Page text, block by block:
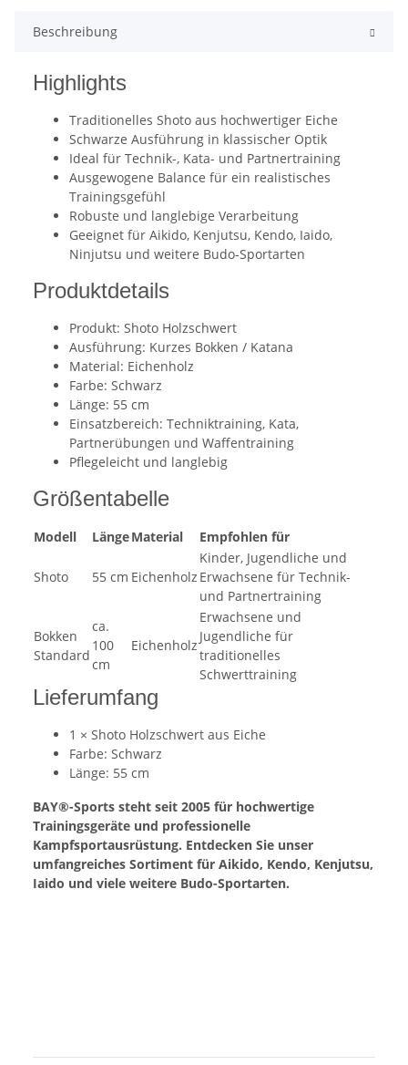
Beschreibung
Highlights
Traditionelles Shoto aus hochwertiger Eiche
Schwarze Ausführung in klassischer Optik
Ideal für Technik-, Kata- und Partnertraining
Ausgewogene Balance für ein realistisches
Trainingsgefühl
Robuste und langlebige Verarbeitung
Geeignet für Aikido, Kenjutsu, Kendo, Iaido,
Ninjutsu und weitere Budo-Sportarten
Produktdetails
Produkt: Shoto Holzschwert
Ausführung: Kurzes Bokken / Katana
Material: Eichenholz
Farbe: Schwarz
Länge: 55 cm
Einsatzbereich: Techniktraining, Kata,
Partnerübungen und Waffentraining
Pflegeleicht und langlebig
Größentabelle
Modell LängeMaterial Empfohlen für
Shoto 55 cm Eichenholz
Kinder, Jugendliche und
Erwachsene für Technik-
und Partnertraining
Bokken
Standard
ca.
100
cm
Eichenholz
Erwachsene und
Jugendliche für
traditionelles
Schwerttraining
Lieferumfang
1 × Shoto Holzschwert aus Eiche
Farbe: Schwarz
Länge: 55 cm
BAY®-Sports steht seit 2005 für hochwertige
Trainingsgeräte und professionelle
Kampfsportausrüstung. Entdecken Sie unser
umfangreiches Sortiment für Aikido, Kendo, Kenjutsu,
Iaido und viele weitere Budo-Sportarten.